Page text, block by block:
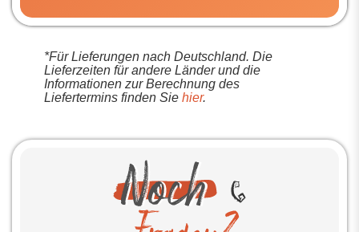
*Für Lieferungen nach Deutschland. Die
Lieferzeiten für andere Länder und die
Informationen zur Berechnung des
Liefertermins finden Sie hier.